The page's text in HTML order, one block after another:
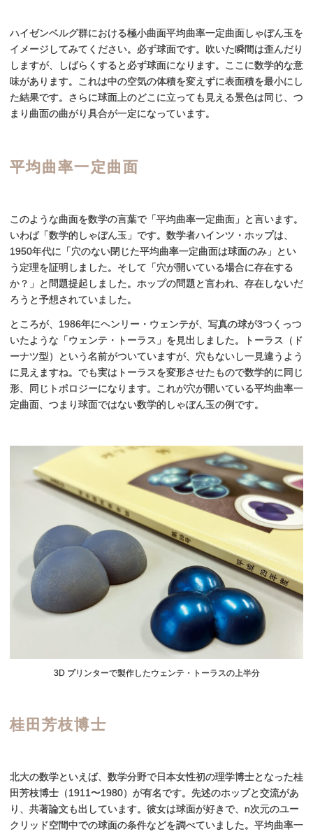
ハイゼンベルグ群における極小曲面平均曲率一定曲面しゃぼん玉を
イメージしてみてください。必ず球面です。吹いた瞬間は歪んだり
しますが、しばらくすると必ず球面になります。ここに数学的な意
味があります。これは中の空気の体積を変えずに表面積を最小にし
た結果です。さらに球面上のどこに立っても見える景色は同じ、つ
まり曲面の曲がり具合が一定になっています。
平均曲率一定曲面
このような曲面を数学の言葉で「平均曲率一定曲面」と言います。
いわば「数学的しゃぼん玉」です。数学者ハインツ・ホップは、
1950年代に「穴のない閉じた平均曲率一定曲面は球面のみ」とい
う定理を証明しました。そして「穴が開いている場合に存在する
か？」と問題提起しました。ホップの問題と言われ、存在しないだ
ろうと予想されていました。
ところが、1986年にヘンリー・ウェンテが、写真の球が3つくっつ
いたような「ウェンテ・トーラス」を見出しました。トーラス（ド
ーナツ型）という名前がついていますが、穴もないし一見違うよう
に見えますね。でも実はトーラスを変形させたもので数学的に同じ
形、同じトポロジーになります。これが穴が開いている平均曲率一
定曲面、つまり球面ではない数学的しゃぼん玉の例です。
3D プリンターで製作したウェンテ・トーラスの上半分
桂田芳枝博士
北大の数学といえば、数学分野で日本女性初の理学博士となった桂
田芳枝博士（1911〜1980）が有名です。先述のホップと交流があ
り、共著論文も出しています。彼女は球面が好きで、n次元のユー
クリッド空間中での球面の条件などを調べていました。平均曲率一